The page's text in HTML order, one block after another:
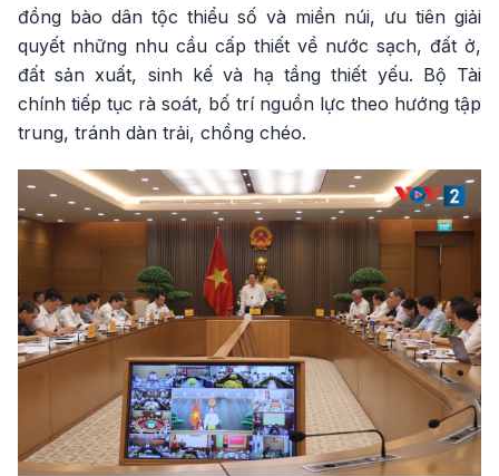
đồng bào dân tộc thiểu số và miền núi, ưu tiên giải
quyết những nhu cầu cấp thiết về nước sạch, đất ở,
đất sản xuất, sinh kế và hạ tầng thiết yếu. Bộ Tài
chính tiếp tục rà soát, bố trí nguồn lực theo hướng tập
trung, tránh dàn trải, chồng chéo.